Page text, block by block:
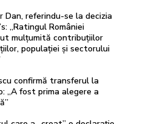
Dan, referindu-se la decizia
„Ratingul României
mulțumită contribuțiilor
populației și sectorului
confirmă transferul la
„A fost prima alegere a